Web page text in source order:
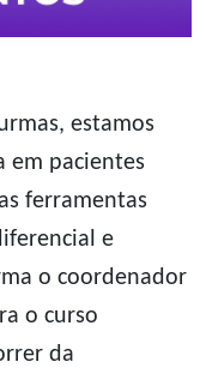
estamos
em pacientes
ferramentas
e
o coordenador
o curso
da